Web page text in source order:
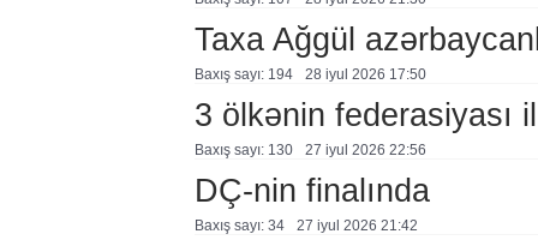
Taxa Ağgül
Baxış sayı: 194 28 i̇yul 2026 17:50
3 ölkənin federasiyası
Baxış sayı: 130 27 i̇yul 2026 22:56
DÇ-nin finalında
Baxış sayı: 34 27 i̇yul 2026 21:42